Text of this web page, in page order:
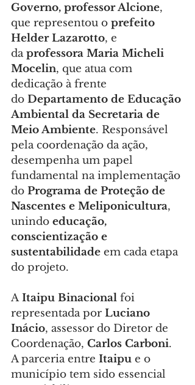
Governo, professor Alcione,
que representou o prefeito
Helder Lazarotto, e
da professora Maria Micheli
Mocelin, que atua com
dedicação à frente
do Departamento de Educação
Ambiental da Secretaria de
Meio Ambiente. Responsável
pela coordenação da ação,
desempenha um papel
fundamental na implementação
do Programa de Proteção de
Nascentes e Meliponicultura,
unindo educação,
conscientização e
sustentabilidade em cada etapa
do projeto.
A Itaipu Binacional foi
representada por Luciano
Inácio, assessor do Diretor de
Coordenação, Carlos Carboni.
A parceria entre Itaipu e o
município tem sido essencial